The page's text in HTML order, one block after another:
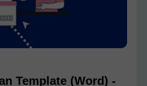
Template (Word) -